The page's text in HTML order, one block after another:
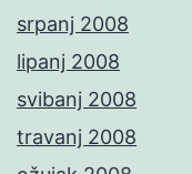
srpanj 2008
lipanj 2008
svibanj 2008
travanj 2008